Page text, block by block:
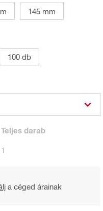
145 mm
100 db
Teljesdarab
1
a céged árainak